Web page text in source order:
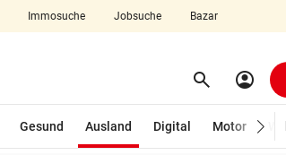
Immosuche Jobsuche Bazar
search Suchen
account_circle
Gesund Ausland
Digital
Motor